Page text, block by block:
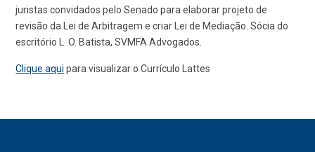
juristas convidados pelo Senado para elaborar projeto de
revisão da Lei de Arbitragem e criar Lei de Mediação. Sócia do
escritório L. O. Batista, SVMFA Advogados.
Clique aqui para visualizar o Currículo Lattes